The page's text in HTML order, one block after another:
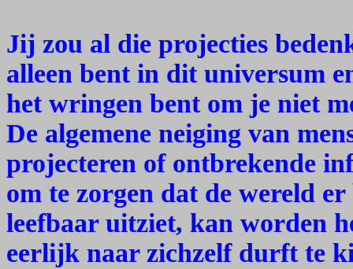
Jij zou al die projecties
alleen bent in dit universum
het wringen bent om je niet
De algemene neiging van
projecteren of ontbrekende
om te zorgen dat de wereld
leefbaar uitziet, kan worden
eerlijk naar zichzelf durft te